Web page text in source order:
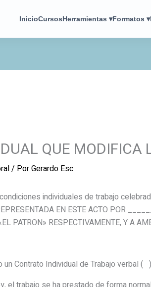
InicioCursosHerramientas ▾Formatos ▾
QUE MODIFICA
/ PorGerardo Esc
individuales de trabajo
EN ESTE ACTO POR
PATRON» RESPECTIVAMENTE, Y A
un Contrato Individual de Trabajo